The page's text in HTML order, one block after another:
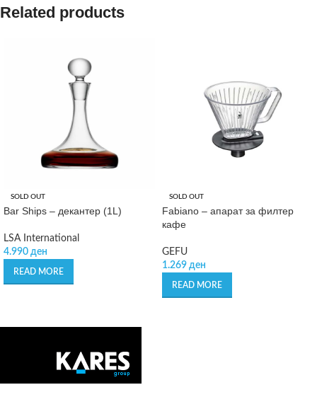
Related products
SOLD OUT
Bar Ships – декантер (1L)
LSA International
4.990 ден
READ MORE
SOLD OUT
Fabiano – апарат за филтер
кафе
GEFU
1.269 ден
READ MORE